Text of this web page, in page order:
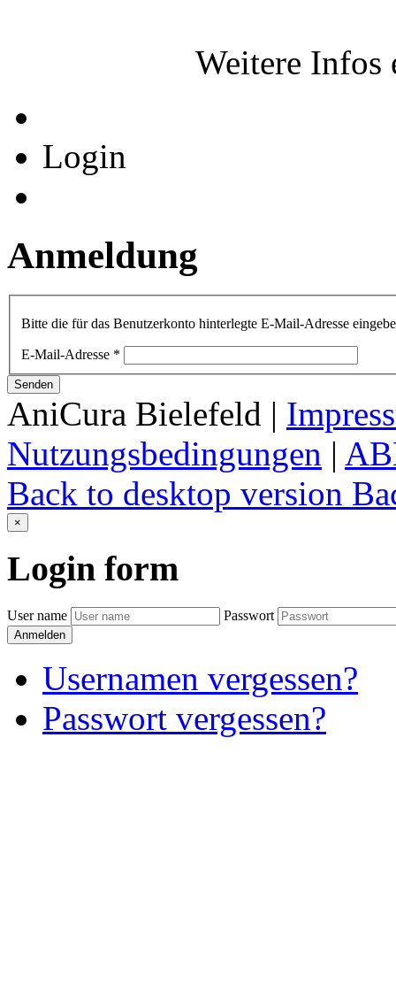
Weitere Infos
Login
Anmeldung
Bitte die für das Benutzerkonto hinterlegte E-Mail-Adresse
E-Mail-Adresse *
Senden
AniCura Bielefeld |
Nutzungsbedingungen |
Back to desktop version
×
Login form
User name Passwort
Anmelden
Usernamen vergessen?
Passwort vergessen?